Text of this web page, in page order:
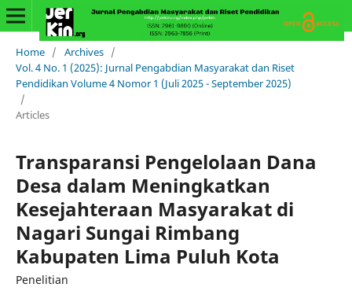
Home / Archives /
Vol. 4 No. 1 (2025): Jurnal Pengabdian Masyarakat dan Riset
Pendidikan Volume 4 Nomor 1 (Juli 2025 - September 2025)
/
Articles
Transparansi Pengelolaan Dana
Desa dalam Meningkatkan
Kesejahteraan Masyarakat di
Nagari Sungai Rimbang
Kabupaten Lima Puluh Kota
Penelitian